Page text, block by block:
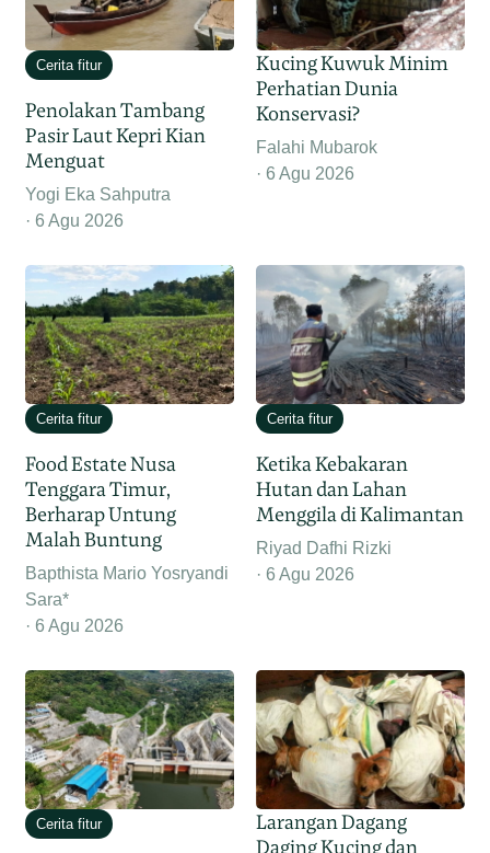
Cerita fitur
Penolakan Tambang
Pasir Laut Kepri Kian
Menguat
Yogi Eka Sahputra
6 Agu 2026
Kucing Kuwuk Minim
Perhatian Dunia
Konservasi?
Falahi Mubarok
6 Agu 2026
Cerita fitur
Food Estate Nusa
Tenggara Timur,
Berharap Untung
Malah Buntung
Bapthista Mario Yosryandi
Sara*
6 Agu 2026
Cerita fitur
Ketika Kebakaran
Hutan dan Lahan
Menggila di Kalimantan
Riyad Dafhi Rizki
6 Agu 2026
Cerita fitur
Larangan Dagang
Daging Kucing dan